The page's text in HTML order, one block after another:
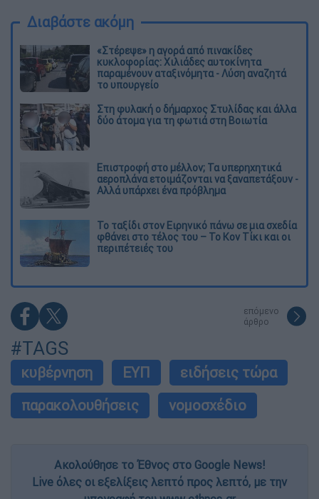
Διαβάστε ακόμη
«Στέρεψε» η αγορά από πινακίδες
κυκλοφορίας: Χιλιάδες αυτοκίνητα
παραμένουν αταξινόμητα - Λύση αναζητά
το υπουργείο
Στη φυλακή ο δήμαρχος Στυλίδας και άλλα
δύο άτομα για τη φωτιά στη Βοιωτία
Επιστροφή στο μέλλον; Τα υπερηχητικά
αεροπλάνα ετοιμάζονται να ξαναπετάξουν -
Αλλά υπάρχει ένα πρόβλημα
Το ταξίδι στον Ειρηνικό πάνω σε μια σχεδία
φθάνει στο τέλος του – Το Κον Τίκι και οι
περιπέτειές του
επόμενο
άρθρο
#TAGS
κυβέρνηση ΕΥΠ
ειδήσεις τώρα
παρακολουθήσεις
νομοσχέδιο
Ακολούθησε το Έθνος στο Google News!
Live όλες οι εξελίξεις λεπτό προς λεπτό, με την